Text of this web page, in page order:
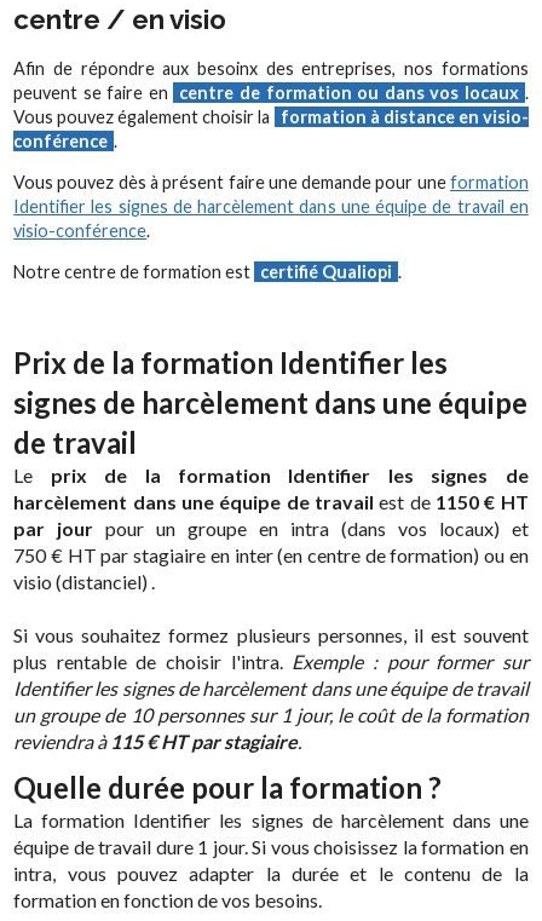
centre / en visio
Afin de répondre aux besoinx des entreprises, nos formations
peuvent se faire en
centre de formation ou dans vos locaux .
Vous pouvez également choisir la
formation à distance en visio-
conférence .
Vous pouvez dès à présent faire une demande pour uneformation
Identifier les signes de harcèlement dans une équipe de travail en
visio-conférence.
Notre centre de formation est certifié Qualiopi .
Prix de la formation Identifier les
signes de harcèlement dans une équipe
de travail
Le prix de la formation Identifier les signes de
harcèlement dans une équipe de travail est de 1150 € HT
par jour pour un groupe en intra (dans vos locaux) et
750 € HT par stagiaire en inter (en centre de formation) ou en
visio (distanciel) .
Si vous souhaitez formez plusieurs personnes, il est souvent
plus rentable de choisir l'intra. Exemple : pour former sur
Identifier les signes de harcèlement dans une équipe de travail
un groupe de 10 personnes sur 1 jour, le coût de la formation
reviendra à 115 € HT par stagiaire.
Quelle durée pour la formation ?
La formation Identifier les signes de harcèlement dans une
équipe de travail dure 1 jour. Si vous choisissez la formation en
intra, vous pouvez adapter la durée et le contenu de la
formation en fonction de vos besoins.